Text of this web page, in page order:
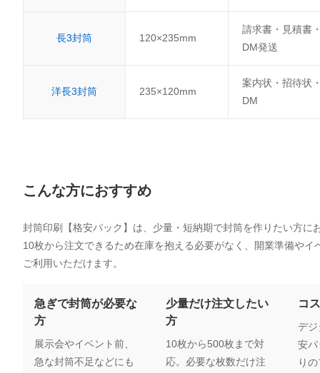
長3封筒 120×235mm
請求書・見積書
DM発送
洋長3封筒 235×120mm
案内状・招待状
DM
こんな方におすすめ
封筒印刷【格安パック】は、少量・短納期で封筒を作りたい方に
10枚から注文できるため在庫を抱える必要がなく、開業準備やイ
ご利用いただけます。
急ぎで封筒が必要な
方
展示会やイベント前、
急な封筒不足などにも
少量だけ注文したい
方
10枚から500枚まで対
応。必要な枚数だけ注
コ
デジ
安パ
り